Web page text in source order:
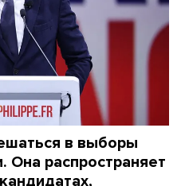
в выборы
Она распространяет